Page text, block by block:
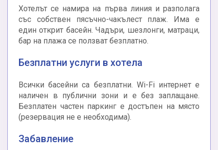
Хотелът се намира на първа линия и разполага
със собствен пясъчно-чакълест плаж. Има е
един открит басейн. Чадъри, шезлонги, матраци,
бар на плажа се ползват безплатно.
Безплатни услуги в хотела
Всички басейни са безплатни. Wi-Fi интернет е
наличен в публични зони и е без заплащане.
Безплатен частен паркинг е достъпен на място
(резервация не е необходима).
Забавление